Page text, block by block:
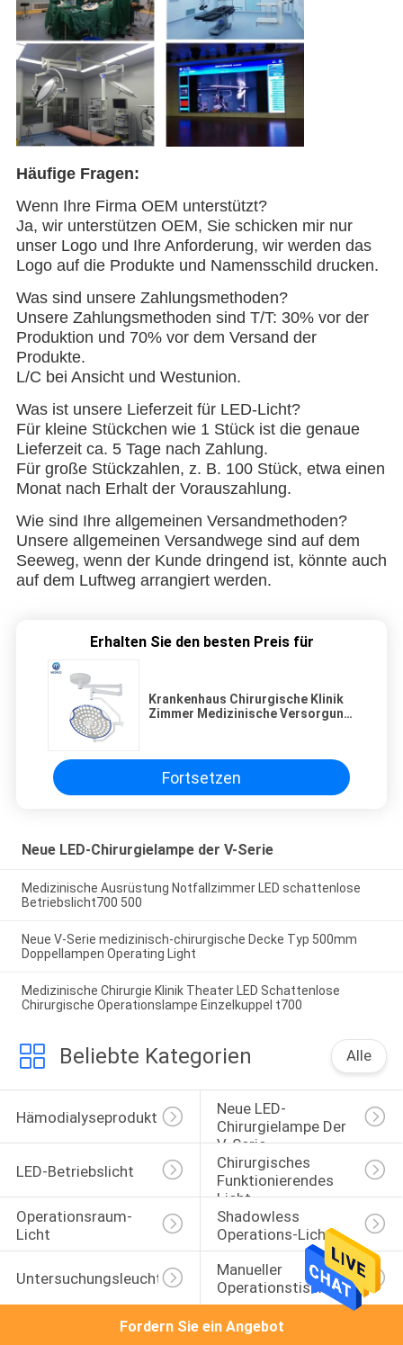
Häufige Fragen:
Wenn Ihre Firma OEM unterstützt?
Ja, wir unterstützen OEM, Sie schicken mir nur
unser Logo und Ihre Anforderung, wir werden das
Logo auf die Produkte und Namensschild drucken.
Was sind unsere Zahlungsmethoden?
Unsere Zahlungsmethoden sind T/T: 30% vor der
Produktion und 70% vor dem Versand der
Produkte.
L/C bei Ansicht und Westunion.
Was ist unsere Lieferzeit für LED-Licht?
Für kleine Stückchen wie 1 Stück ist die genaue
Lieferzeit ca. 5 Tage nach Zahlung.
Für große Stückzahlen, z. B. 100 Stück, etwa einen
Monat nach Erhalt der Vorauszahlung.
Wie sind Ihre allgemeinen Versandmethoden?
Unsere allgemeinen Versandwege sind auf dem
Seeweg, wenn der Kunde dringend ist, könnte auch
auf dem Luftweg arrangiert werden.
Erhalten Sie den besten Preis für
Krankenhaus Chirurgische Klinik
Zimmer Medizinische Versorgung
Fortsetzen
Neue LED-Chirurgielampe der V-Serie
Medizinische Ausrüstung Notfallzimmer LED schattenlose
Betriebslicht700 500
Neue V-Serie medizinisch-chirurgische Decke Typ 500mm
Doppellampen Operating Light
Medizinische Chirurgie Klinik Theater LED Schattenlose
Chirurgische Operationslampe Einzelkuppel t700
Beliebte Kategorien Alle
Hämodialyseprodukte
Neue LED-
Chirurgielampe Der
V-Serie
LED-Betriebslicht
Chirurgisches
Funktionierendes
Licht
Operationsraum-
Licht
Shadowless
Operations-Licht
Untersuchungsleuchte
Manueller
Operationstisch
Fordern Sie ein Angebot